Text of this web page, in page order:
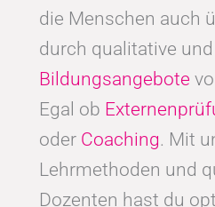
die Menschen auch
durch qualitative und
Bildungsangebote
Egal ob
oder Coaching. Mit
Lehrmethoden und
Dozenten hast du